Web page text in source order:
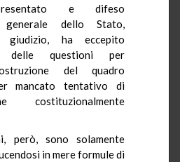
e difeso
generale dello Stato,
giudizio, ha eccepito
delle questioni per
del quadro
mancato tentativo di
costituzionalmente
però, sono solamente
in mere formule di